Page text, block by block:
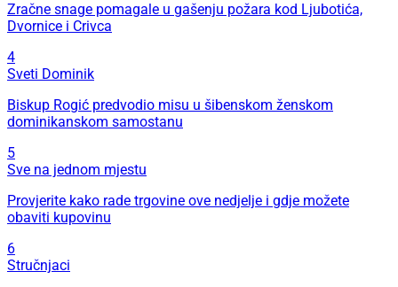
Zračne snage pomagale u gašenju požara kod Ljubotića,
Dvornice i Crivca
4
Sveti Dominik
Biskup Rogić predvodio misu u šibenskom ženskom
dominikanskom samostanu
5
Sve na jednom mjestu
Provjerite kako rade trgovine ove nedjelje i gdje možete
obaviti kupovinu
6
Stručnjaci